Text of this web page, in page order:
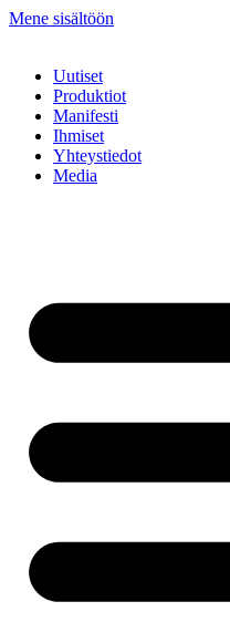
Mene sisältöön
Uutiset
Produktiot
Manifesti
Ihmiset
Yhteystiedot
Media